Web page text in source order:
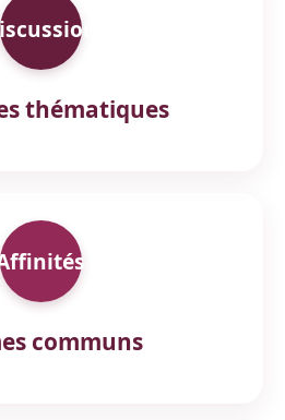
thématiques
Affinités
communs